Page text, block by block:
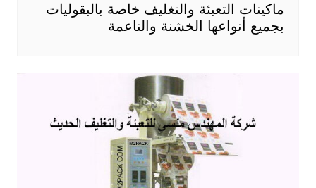
ماكينات التعبئة والتغليف خاصة بالبقوليات
بجميع أنواعها الخشنة والناعمة